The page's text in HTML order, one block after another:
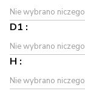
Nie wybrano niczego
D1 :
Nie wybrano niczego
H :
Nie wybrano niczego